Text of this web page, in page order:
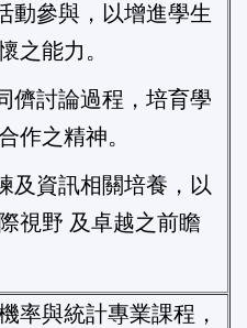
動參與，以增進學生
之能力。
儕討論過程，培育學
作之精神。
及資訊相關培養，以
視野 及卓越之前瞻
率與統計專業課程，